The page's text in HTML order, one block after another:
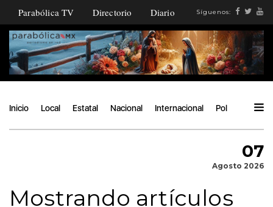
Parabólica TV Directorio Diario Síguenos:
Inicio Local Estatal Nacional Internacional Política
07
Agosto 2026
Mostrando artículos